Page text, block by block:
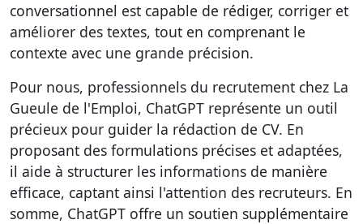
conversationnel est capable de rédiger, corriger et
améliorer des textes, tout en comprenant le
contexte avec une grande précision.
Pour nous, professionnels du recrutement chez La
Gueule de l'Emploi, ChatGPT représente un outil
précieux pour guider la rédaction de CV. En
proposant des formulations précises et adaptées,
il aide à structurer les informations de manière
efficace, captant ainsi l'attention des recruteurs. En
somme, ChatGPT offre un soutien supplémentaire